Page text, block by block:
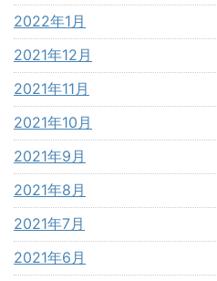
2022年1月
2021年12月
2021年11月
2021年10月
2021年9月
2021年8月
2021年7月
2021年6月